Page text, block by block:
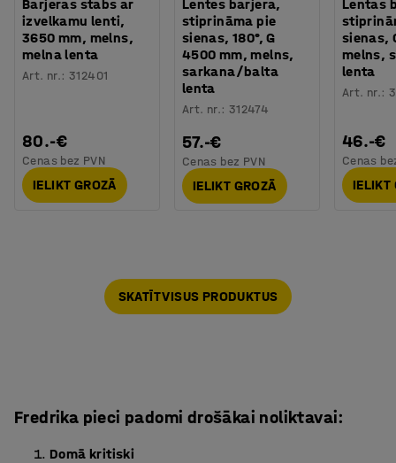
Barjeras stabs ar
izvelkamu lenti,
3650 mm, melns,
melna lenta
Art. nr.:312401
80.-€
Cenas bez PVN
IELIKT GROZĀ
Lentes barjera,
stiprināma pie
sienas, 180°, G
4500 mm, melns,
sarkana/balta
lenta
Art. nr.: 312474
57.-€
Cenas bez PVN
IELIKT GROZĀ
Lentas
sienas,
melns,
lenta
Art. nr.:
46.-€
Cenas
IELIKT
SKATĪT VISUS PRODUKTUS
Fredrika pieci padomi drošākai noliktavai:
Domā kritiski